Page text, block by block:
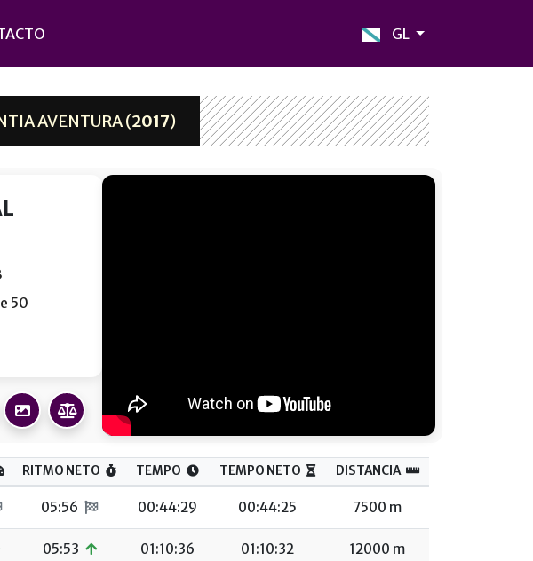
GL
AVENTURA (2017)
50
RITMO NETO TEMPO TEMPO NETO DISTANCIA
05:56 00:44:29 00:44:25 7500 m
05:53 01:10:36 01:10:32 12000 m